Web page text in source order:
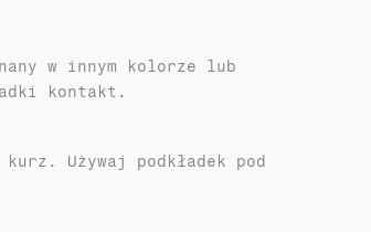
w innym kolorze lub
kontakt.
Używaj podkładek pod